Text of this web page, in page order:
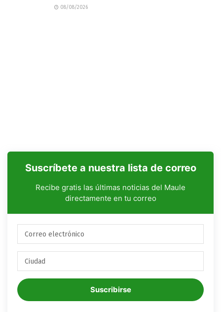
08/08/2026
Suscríbete a nuestra lista de correo
Recibe gratis las últimas noticias del Maule
directamente en tu correo
Suscribirse